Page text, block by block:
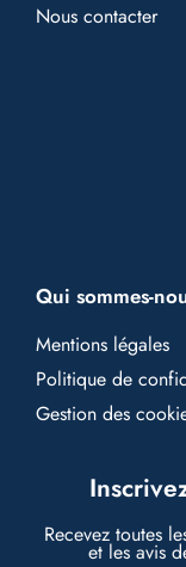
Nous contacter
Qui sommes-
Mentions légales
Politique de
Gestion des
Recevez toutes
et les avis